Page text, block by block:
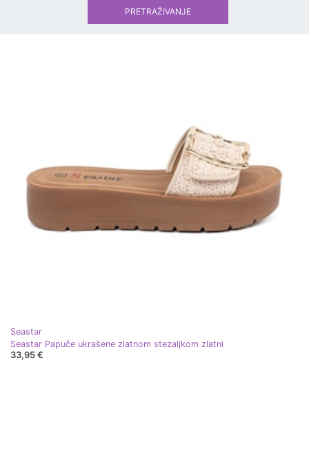
Seastar
Seastar Papuče ukrašene zlatnom stezaljkom zlatni
33,95 €
PRETRAŽIVANJE